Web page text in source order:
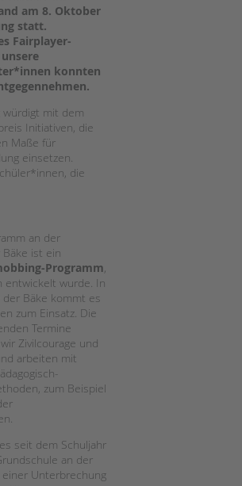
am 8. Oktober
statt.
Fairplayer-
konnten
mit dem
Initiativen, die
Maße für
einsetzen.
die
an der
ist ein
Programm,
entwickelt wurde. In
Bäke kommt es
zum Einsatz. Die
Termine
Zivilcourage und
arbeiten mit
zum Beispiel
seit dem Schuljahr
an der
Unterbrechung